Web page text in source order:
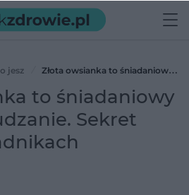
jesz
Złota owsianka to śniadaniowy
w 2 składnikach
to śniadaniowy
Sekret